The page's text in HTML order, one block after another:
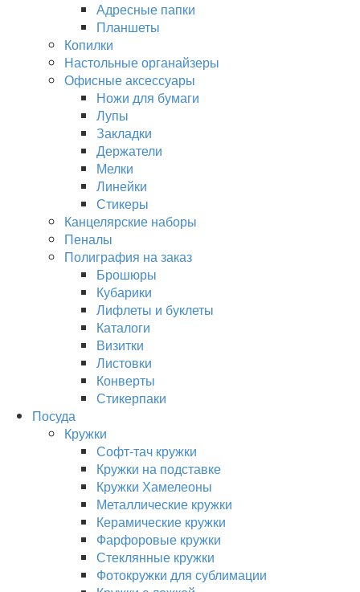
Адресные папки
Планшеты
Копилки
Настольные органайзеры
Офисные аксессуары
Ножи для бумаги
Лупы
Закладки
Держатели
Мелки
Линейки
Стикеры
Канцелярские наборы
Пеналы
Полиграфия на заказ
Брошюры
Кубарики
Лифлеты и буклеты
Каталоги
Визитки
Листовки
Конверты
Стикерпаки
Посуда
Кружки
Софт-тач кружки
Кружки на подставке
Кружки Хамелеоны
Металлические кружки
Керамические кружки
Фарфоровые кружки
Стеклянные кружки
Фотокружки для сублимации